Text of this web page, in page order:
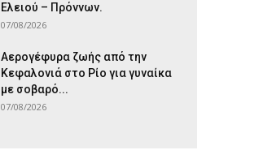
Ελειού – Πρόννων.
07/08/2026
Αερογέφυρα ζωής από την
Κεφαλονιά στο Ρίο για γυναίκα
με σοβαρό...
07/08/2026